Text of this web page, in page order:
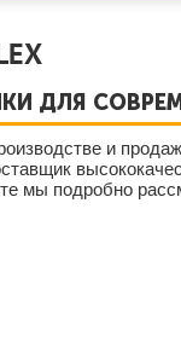
ДЛЯ
и
мы подробно
партнёр для
подход к